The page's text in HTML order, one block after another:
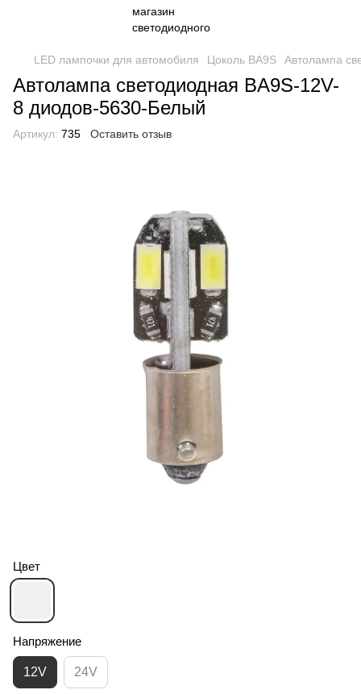
LED лампочки для автомобиля Цоколь BA9S Автолампа
Автолампа светодиодная BA9S-12V-
8 диодов-5630-Белый
Артикул: 735 Оставить отзыв
Цвет
Напряжение
12V 24V